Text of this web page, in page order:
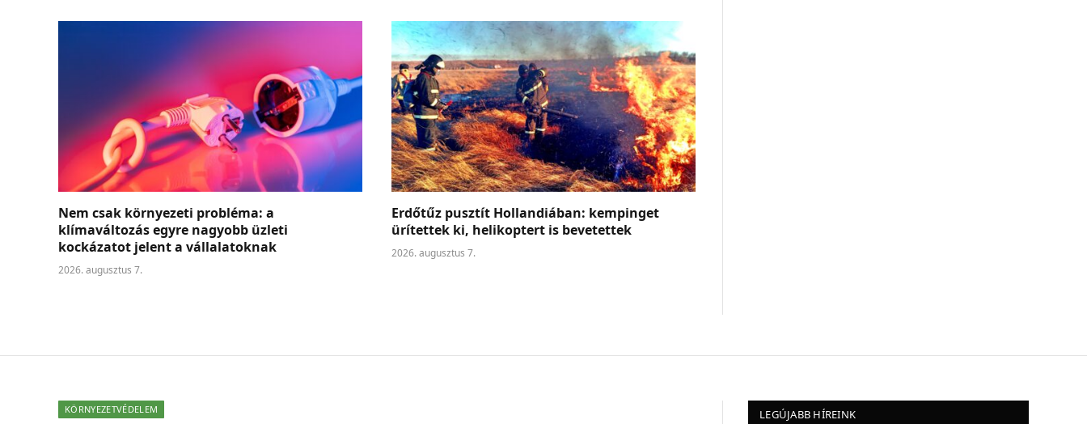
Nem csak környezeti probléma: a
klímaváltozás egyre nagyobb üzleti
kockázatot jelent a vállalatoknak
2026. augusztus 7.
Erdőtűz pusztít Hollandiában: kempinget
ürítettek ki, helikoptert is bevetettek
2026. augusztus 7.
KÖRNYEZETVÉDELEM LEGÚJABB HÍREINK